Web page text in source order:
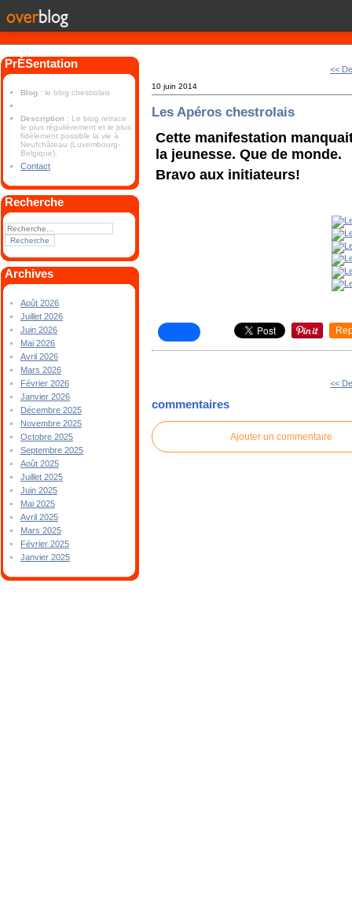
PrÉSentation
Blog : le blog chestrolais
Description : Le blog retrace
le plus régulièrement et le plus
fidèlement possible la vie à
Neufchâteau (Luxembourg-
Belgique).
Contact
Recherche
Archives
Août 2026
Juillet 2026
Juin 2026
Mai 2026
Avril 2026
Mars 2026
Février 2026
Janvier 2026
Décembre 2025
Novembre 2025
Octobre 2025
Septembre 2025
Août 2025
Juillet 2025
Juin 2025
Mai 2025
Avril 2025
Mars 2025
Février 2025
Janvier 2025
<<
10 juin 2014
Les Apéros chestrolais
Cette manifestation
la jeunesse. Que de monde.
Bravo aux initiateurs!
<<
commentaires
Ajouter un commentaire